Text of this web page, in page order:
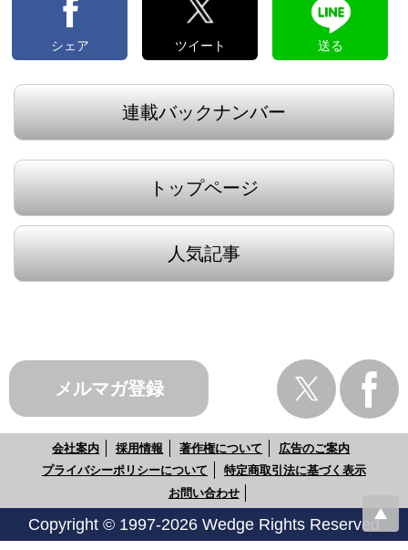
シェア ツイート 送る
連載バックナンバー
トップページ
人気記事
メルマガ登録
会社案内 採用情報 著作権について
広告のご案内
プライバシーポリシーについて
特定商取引法に基づく表示
お問い合わせ
Copyright © 1997-2026 Wedge Rights Reserved